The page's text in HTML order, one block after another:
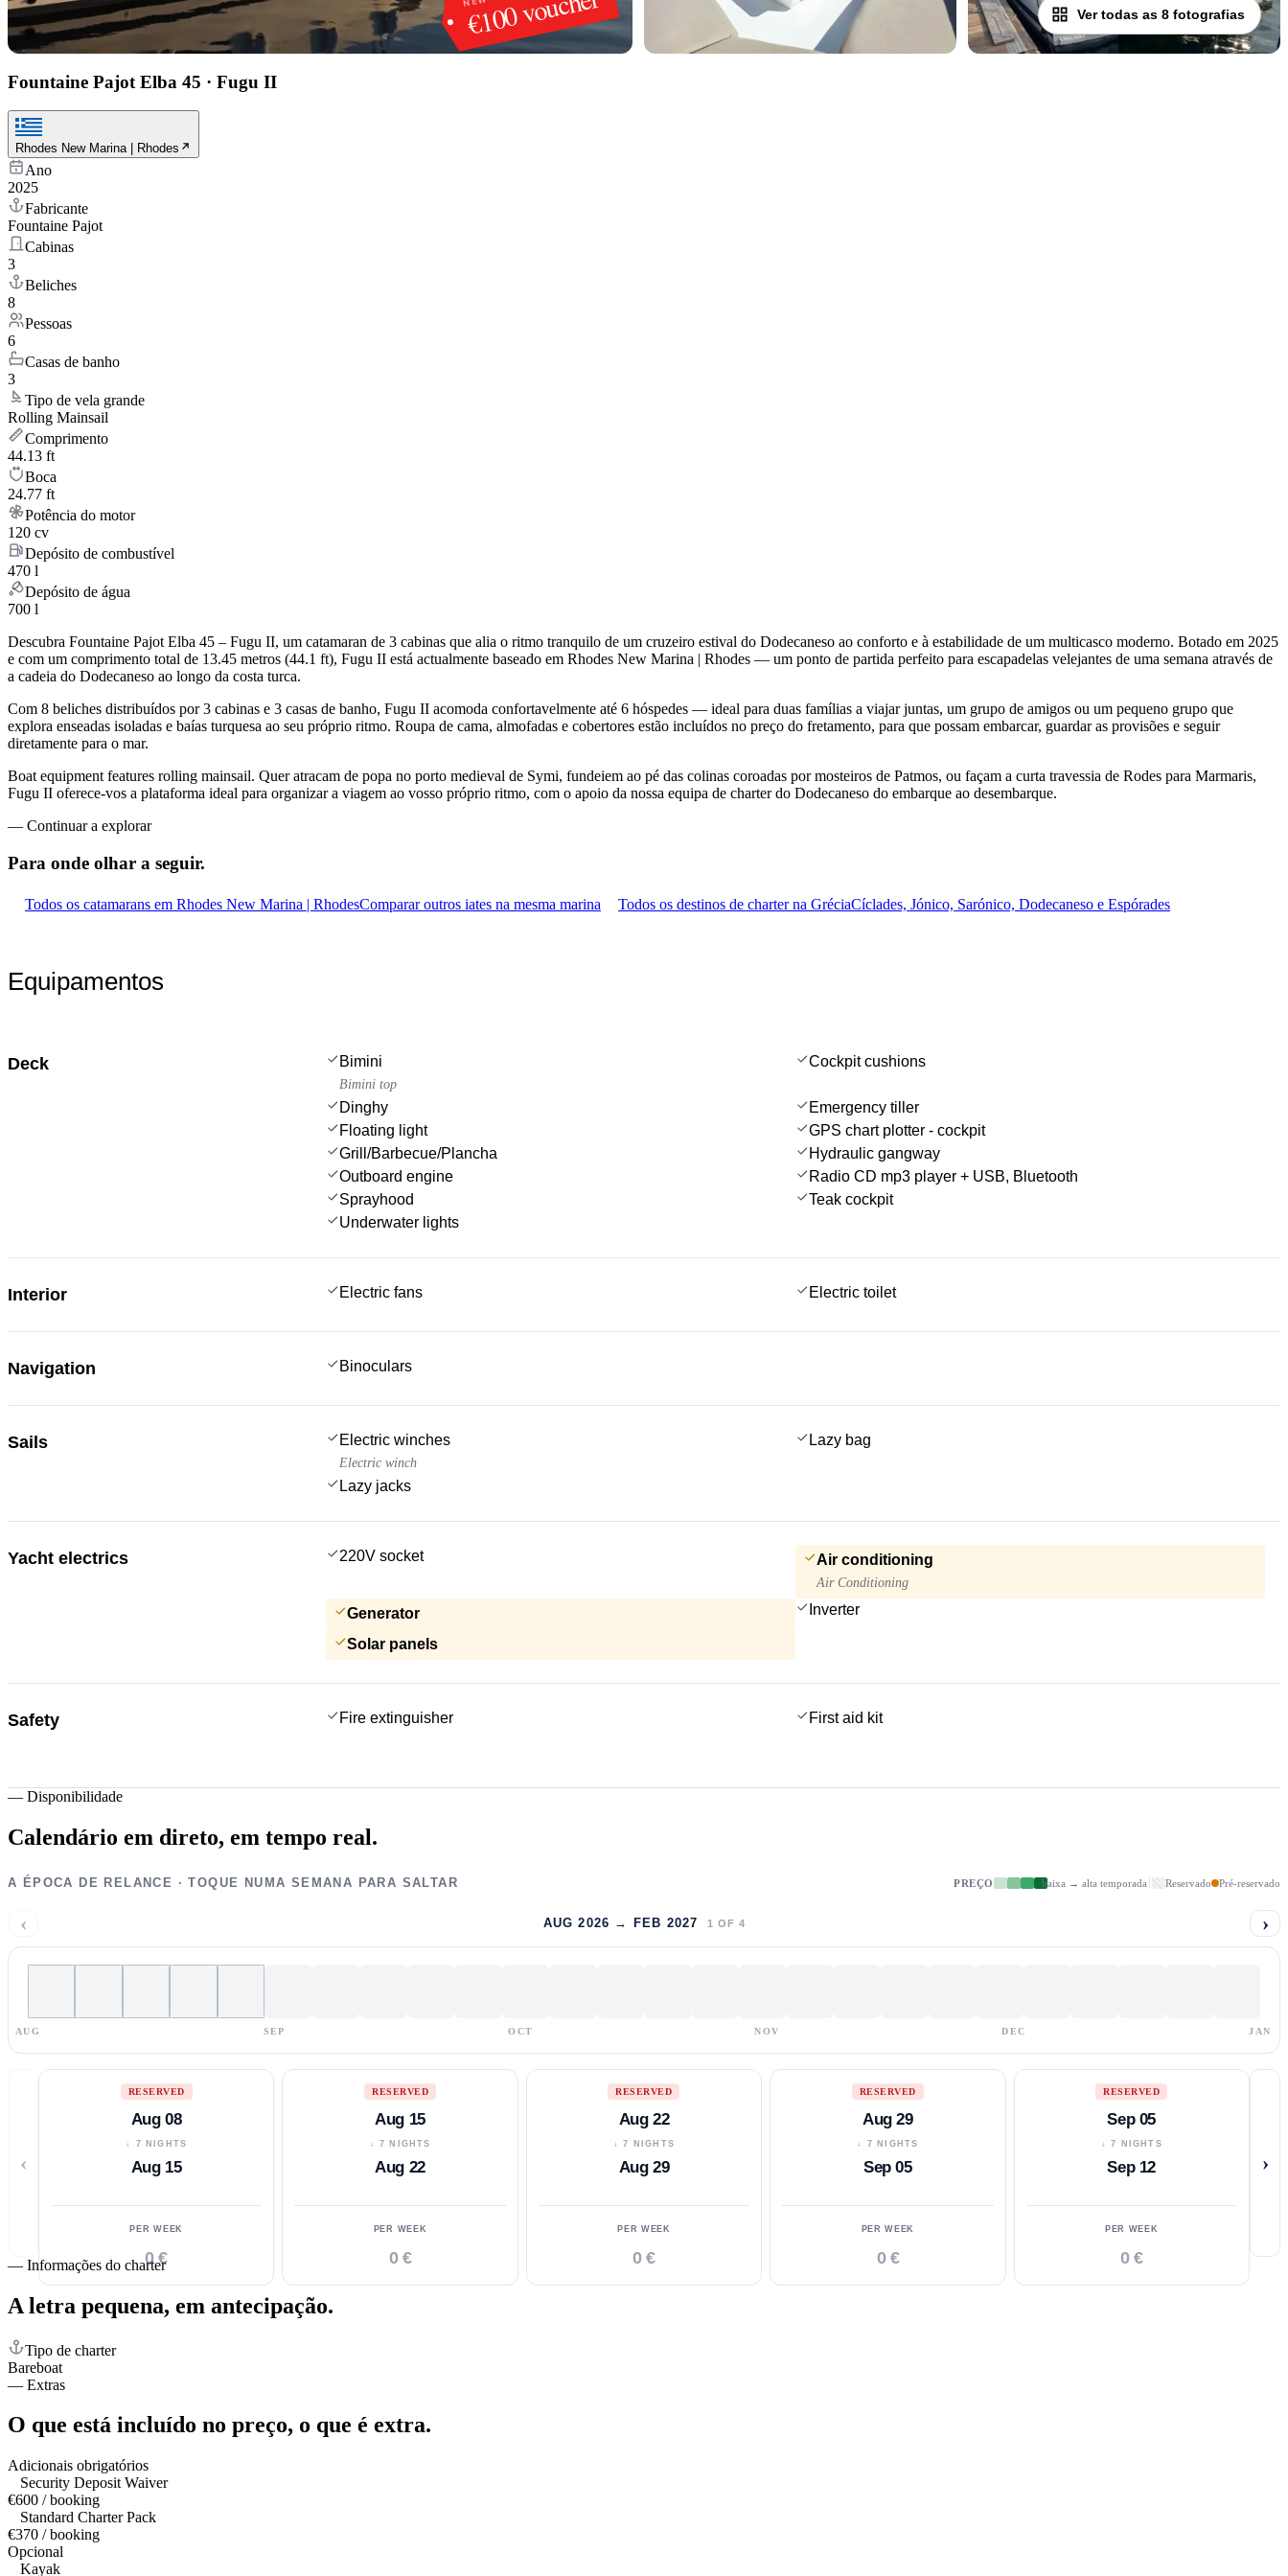
Ver todas as 8 fotografias
Fountaine Pajot Elba 45 · Fugu II
Rhodes New Marina | Rhodes
Ano
2025
Fabricante
Fountaine Pajot
Cabinas
3
Beliches
8
Pessoas
6
Casas de banho
3
Tipo de vela grande
Rolling Mainsail
Comprimento
44.13 ft
Boca
24.77 ft
Potência do motor
120 cv
Depósito de combustível
470 l
Depósito de água
700 l
Descubra Fountaine Pajot Elba 45 – Fugu II, um catamaran de 3 cabinas que alia o ritmo tranquilo de um cruzeiro estival do Dodecaneso ao conforto e à estabilidade de um multicasco moderno. Botado em 2025
e com um comprimento total de 13.45 metros (44.1 ft), Fugu II está actualmente baseado em Rhodes New Marina | Rhodes — um ponto de partida perfeito para escapadelas velejantes de uma semana através de
a cadeia do Dodecaneso ao longo da costa turca.
Com 8 beliches distribuídos por 3 cabinas e 3 casas de banho, Fugu II acomoda confortavelmente até 6 hóspedes — ideal para duas famílias a viajar juntas, um grupo de amigos ou um pequeno grupo que
explora enseadas isoladas e baías turquesa ao seu próprio ritmo. Roupa de cama, almofadas e cobertores estão incluídos no preço do fretamento, para que possam embarcar, guardar as provisões e seguir
diretamente para o mar.
Boat equipment features rolling mainsail. Quer atracam de popa no porto medieval de Symi, fundeiem ao pé das colinas coroadas por mosteiros de Patmos, ou façam a curta travessia de Rodes para Marmaris,
Fugu II oferece-vos a plataforma ideal para organizar a viagem ao vosso próprio ritmo, com o apoio da nossa equipa de charter do Dodecaneso do embarque ao desembarque.
— Continuar a explorar
Para onde olhar a seguir.
Todos os catamarans em Rhodes New Marina | RhodesComparar outros iates na mesma marina Todos os destinos de charter na GréciaCíclades, Jónico, Sarónico, Dodecaneso e Espórades
Equipamentos
Deck Bimini
Bimini top
Cockpit cushions
Dinghy
Emergency tiller
Floating light
GPS chart plotter - cockpit
Grill/Barbecue/Plancha
Hydraulic gangway
Outboard engine
Radio CD mp3 player + USB, Bluetooth
Sprayhood
Teak cockpit
Underwater lights
Interior Electric fans Electric toilet
Navigation Binoculars
Sails Electric winches
Electric winch
Lazy bag
Lazy jacks
Yacht electrics 220V socket Air conditioning
Air Conditioning
Generator Inverter
Solar panels
Safety Fire extinguisher First aid kit
— Disponibilidade
Calendário em direto, em tempo real.
A ÉPOCA DE RELANCE · TOQUE NUMA SEMANA PARA SALTAR PREÇO baixa → alta temporada Reservado Pré-reservado
‹ AUG 2026 → FEB 2027 1 OF 4 ›
AUG SEP OCT NOV DEC JAN
‹
RESERVED
Aug 08
↓ 7 NIGHTS
Aug 15
PER WEEK
0 €
RESERVED
Aug 15
↓ 7 NIGHTS
Aug 22
PER WEEK
0 €
RESERVED
Aug 22
↓ 7 NIGHTS
Aug 29
PER WEEK
0 €
RESERVED
Aug 29
↓ 7 NIGHTS
Sep 05
PER WEEK
0 €
RESERVED
Sep 05
↓ 7 NIGHTS
Sep 12
PER WEEK
0 €
›
— Informações do charter
A letra pequena, em antecipação.
Tipo de charter
Bareboat
— Extras
O que está incluído no preço, o que é extra.
Adicionais obrigatórios
Security Deposit Waiver
€600 / booking
Standard Charter Pack
€370 / booking
Opcional
Kayak